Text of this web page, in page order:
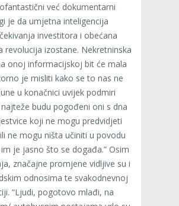
već dokumentarni
je da umjetna inteligencija
investitora i obećana
revolucija izostane. Nekretninska
onoj informacijskoj bit će mala
je misliti kako se to nas ne
u konačnici uvijek podmiri
budu pogođeni oni s dna
koji ne mogu predvidjeti
ne mogu ništa učiniti u povodu
je jasno što se događa.” Osim
značajne promjene vidljive su i
odnosima te svakodnevnoj
“Ljudi, pogotovo mlađi, na